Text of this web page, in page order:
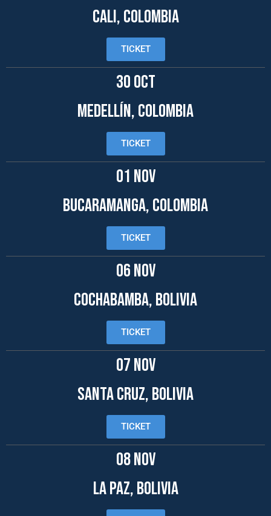
CALI, COLOMBIA
TICKET
30 OCT
MEDELLÍN, COLOMBIA
TICKET
01 NOV
BUCARAMANGA, COLOMBIA
TICKET
06 NOV
COCHABAMBA, BOLIVIA
TICKET
07 NOV
santa cruz, Bolivia
TICKET
08 NOV
la paz, Bolivia